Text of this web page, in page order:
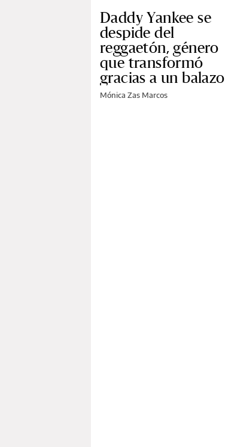
Daddy Yankee se
despide del
reggaetón, género
que transformó
gracias a un balazo
Mónica Zas Marcos